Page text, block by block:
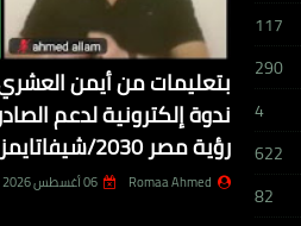
117
290
4
622
82
بتعليمات من أيمن
ندوة إلكترونية لدعم
رؤية مصر 2030/شيفاتايمز
Romaa Ahmed 06 أغسطس 2026